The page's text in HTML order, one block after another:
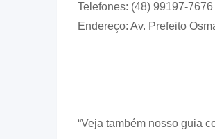
Telefones: (48) 99197-
Endereço: Av. Prefeito
“Veja também nosso guia